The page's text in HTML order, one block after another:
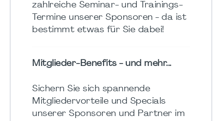
zahlreiche Seminar- und Trainings-
Termine unserer Sponsoren - da ist
bestimmt etwas für Sie dabei!
Mitglieder-Benefits - und mehr...
Sichern Sie sich spannende
Mitgliedervorteile und Specials
unserer Sponsoren und Partner im